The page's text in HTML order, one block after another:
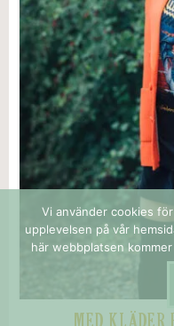
Vi använder cookies
upplevelsen på vår
här webbplatsen